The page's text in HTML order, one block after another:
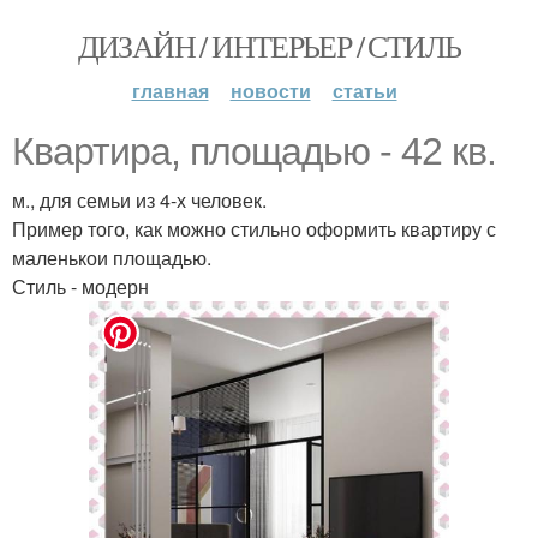
ДИЗАЙН / ИНТЕРЬЕР / СТИЛЬ
главная новости статьи
Квартира, площадью - 42 кв.
м., для семьи из 4-х человек.
Пример того, как можно стильно оформить квартиру с
маленькои площадью.
Стиль - модерн